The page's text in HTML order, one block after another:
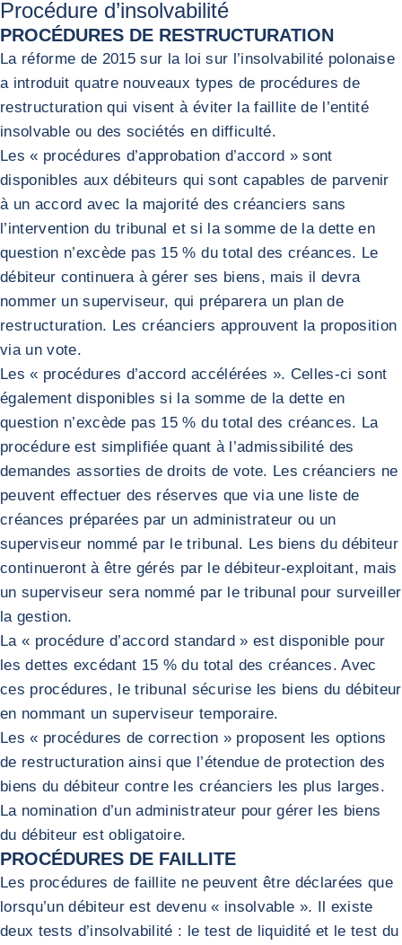
Procédure d’insolvabilité
PROCÉDURES DE RESTRUCTURATION
La réforme de 2015 sur la loi sur l’insolvabilité polonaise
a introduit quatre nouveaux types de procédures de
restructuration qui visent à éviter la faillite de l’entité
insolvable ou des sociétés en difficulté.
Les « procédures d’approbation d’accord » sont
disponibles aux débiteurs qui sont capables de parvenir
à un accord avec la majorité des créanciers sans
l’intervention du tribunal et si la somme de la dette en
question n’excède pas 15 % du total des créances. Le
débiteur continuera à gérer ses biens, mais il devra
nommer un superviseur, qui préparera un plan de
restructuration. Les créanciers approuvent la proposition
via un vote.
Les « procédures d’accord accélérées ». Celles-ci sont
également disponibles si la somme de la dette en
question n’excède pas 15 % du total des créances. La
procédure est simplifiée quant à l’admissibilité des
demandes assorties de droits de vote. Les créanciers ne
peuvent effectuer des réserves que via une liste de
créances préparées par un administrateur ou un
superviseur nommé par le tribunal. Les biens du débiteur
continueront à être gérés par le débiteur-exploitant, mais
un superviseur sera nommé par le tribunal pour surveiller
la gestion.
La « procédure d’accord standard » est disponible pour
les dettes excédant 15 % du total des créances. Avec
ces procédures, le tribunal sécurise les biens du débiteur
en nommant un superviseur temporaire.
Les « procédures de correction » proposent les options
de restructuration ainsi que l’étendue de protection des
biens du débiteur contre les créanciers les plus larges.
La nomination d’un administrateur pour gérer les biens
du débiteur est obligatoire.
PROCÉDURES DE FAILLITE
Les procédures de faillite ne peuvent être déclarées que
lorsqu’un débiteur est devenu « insolvable ». Il existe
deux tests d’insolvabilité : le test de liquidité et le test du